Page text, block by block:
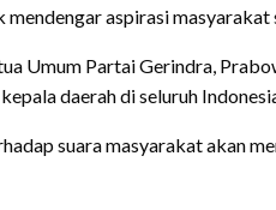
mendengar aspirasi
Umum Partai Gerindra,
daerah di seluruh
suara masyarakat akan